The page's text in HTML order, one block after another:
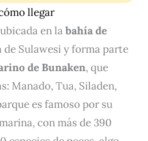
llegar
en labahía de
de Sulawesi y forma parte
de Bunaken, que
Manado, Tua, Siladen,
es famoso por su
con más de 390